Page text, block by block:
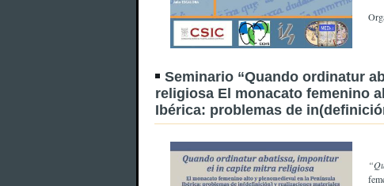
Seminario “Quando ordinatur
religiosa El monacato femenino
Ibérica: problemas de